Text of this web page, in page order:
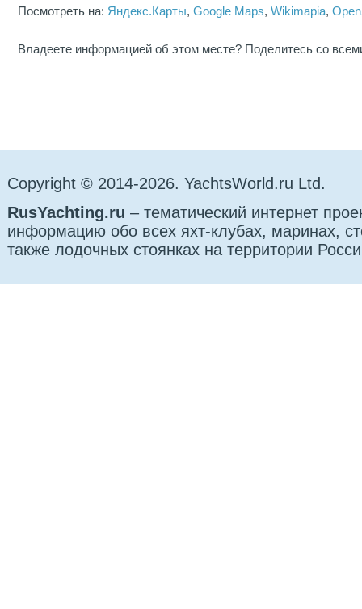
Посмотреть на: Яндекс.Карты,Google Maps,Wikimapia,
Владеете информацией об этом месте? Поделитесь со
Copyright © 2014-2026. YachtsWorld.ru Ltd.
RusYachting.ru – тематический интернет
информацию обо всех яхт-клубах, маринах,
также лодочных стоянках на территории